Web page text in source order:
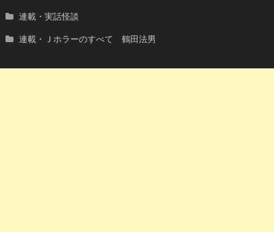
連載・実話怪談
連載・Ｊホラーのすべて 鶴田法男